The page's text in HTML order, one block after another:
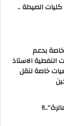
الصيدلة ..
بدعم
النفطية الاستاذ
خاصة لنقل